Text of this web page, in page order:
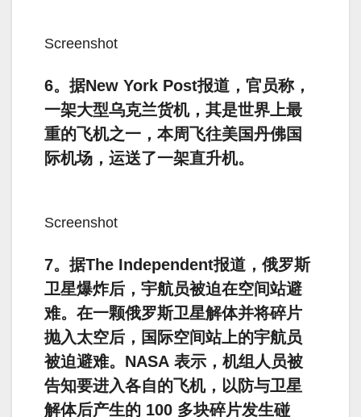
Screenshot
6。据New York Post报道，官员称，
一架大型乌克兰货机，其是世界上最
重的飞机之一，本周飞往美国丹佛国
际机场，运送了一架直升机。
Screenshot
7。据The Independent报道，俄罗斯
卫星爆炸后，宇航员被迫在空间站避
难。在一颗俄罗斯卫星解体并将碎片
抛入太空后，国际空间站上的宇航员
被迫避难。NASA 表示，机组人员被
告知要进入各自的飞机，以防与卫星
解体后产生的 100 多块碎片发生碰